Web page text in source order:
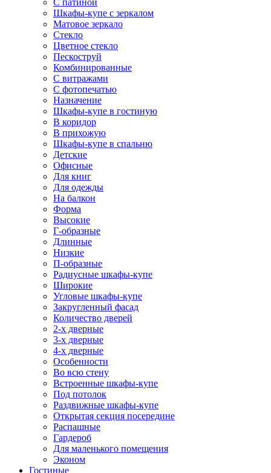
С патиной
Шкафы-купе с зеркалом
Матовое зеркало
Стекло
Цветное стекло
Пескоструй
Комбинированные
С витражами
С фотопечатью
Назначение
Шкафы-купе в гостиную
В коридор
В прихожую
Шкафы-купе в спальню
Детские
Офисные
Для книг
Для одежды
На балкон
Форма
Высокие
Г-образные
Длинные
Низкие
П-образные
Радиусные шкафы-купе
Широкие
Угловые шкафы-купе
Закругленный фасад
Количество дверей
2-х дверные
3-х дверные
4-х дверные
Особенности
Во всю стену
Встроенные шкафы-купе
Под потолок
Раздвижные шкафы-купе
Открытая секция посередине
Распашные
Гардероб
Для маленького помещения
Эконом
Гостиные